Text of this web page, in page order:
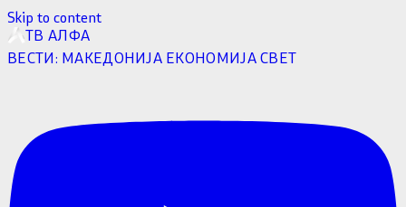
Skip to content
ТВ АЛФА
ВЕСТИ: МАКЕДОНИЈА ЕКОНОМИЈАСВЕТ